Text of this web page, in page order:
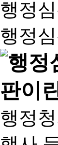
행정
행정
행정